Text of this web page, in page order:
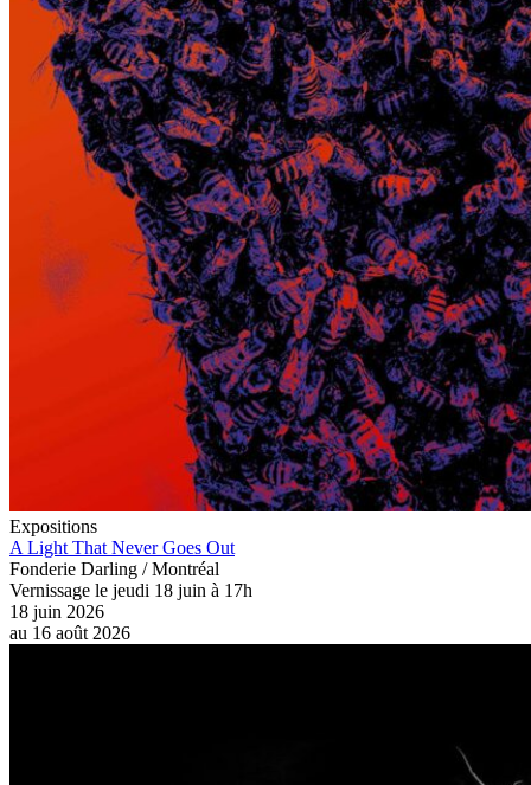
Expositions
A Light That Never Goes Out
Fonderie Darling / Montréal
Vernissage le jeudi 18 juin à 17h
18 juin 2026
au 16 août 2026